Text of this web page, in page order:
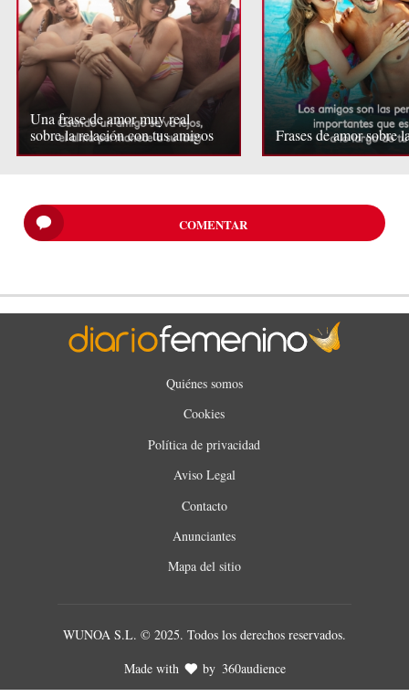
Una frase de amor muy real
sobre la relación con tus amigos
Frases de amor sobre
COMENTAR
Quiénes somos
Cookies
Política de privacidad
Aviso Legal
Contacto
Anunciantes
Mapa del sitio
WUNOA S.L. © 2025. Todos los derechos reservados.
Made with
by 360audience